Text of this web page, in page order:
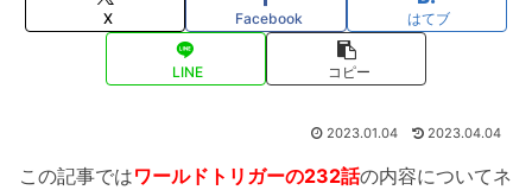
X Facebook はてブ
LINE コピー
2023.01.04 2023.04.04
この記事ではワールドトリガーの232話の内容についてネ